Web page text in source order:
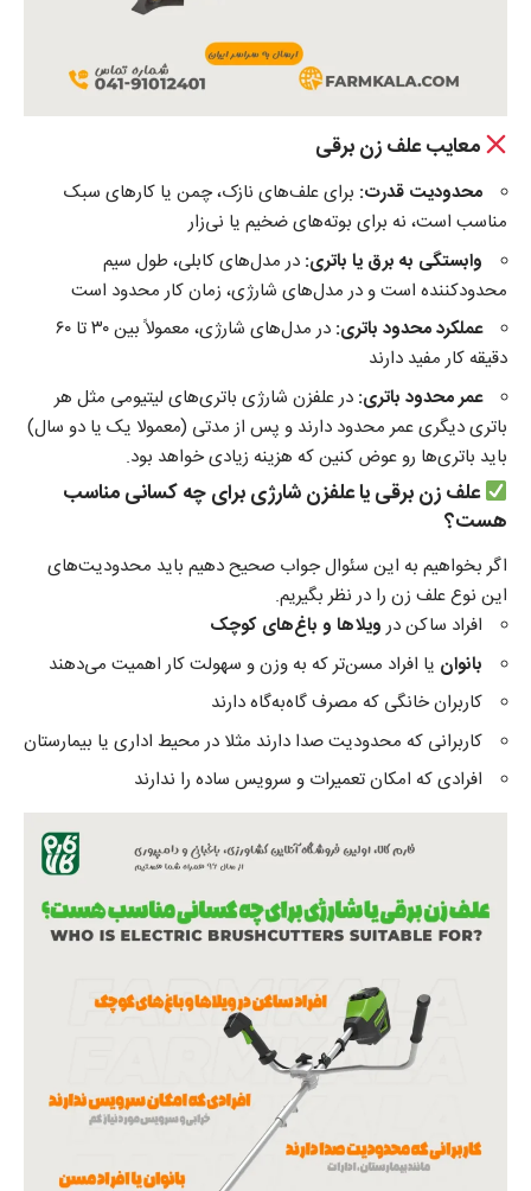
معایب علف زن برقی
محدودیت قدرت: برای علف‌های نازک، چمن یا کارهای سبک
مناسب است، نه برای بوته‌های ضخیم یا نی‌زار
وابستگی به برق یا باتری: در مدل‌های کابلی، طول سیم
محدودکننده است و در مدل‌های شارژی، زمان کار محدود است
عملکرد محدود باتری:
در مدل‌های شارژی، معمولاً بین ۳۰ تا ۶۰
دقیقه کار مفید دارند
عمر محدود باتری: در علفزن شارژی باتری‌های لیتیومی مثل هر
باتری دیگری عمر محدود دارند و پس از مدتی (معمولا یک یا دو سال)
باید باتری‌ها رو عوض کنین که هزینه زیادی خواهد بود.
علف زن برقی یا علفزن شارژی برای چه کسانی مناسب
هست؟
اگر بخواهیم به این سئوال جواب صحیح دهیم باید محدودیت‌های
این نوع علف زن را در نظر بگیریم.
افراد ساکن درویلاها و باغ‌های کوچک
بانوان یا افراد مسن‌تر که به وزن و سهولت کار اهمیت می‌دهند
کاربران خانگی که مصرف گاه‌به‌گاه دارند
کاربرانی که محدودیت صدا دارند مثلا در محیط اداری یا بیمارستان
افرادی که امکان تعمیرات و سرویس ساده را ندارند